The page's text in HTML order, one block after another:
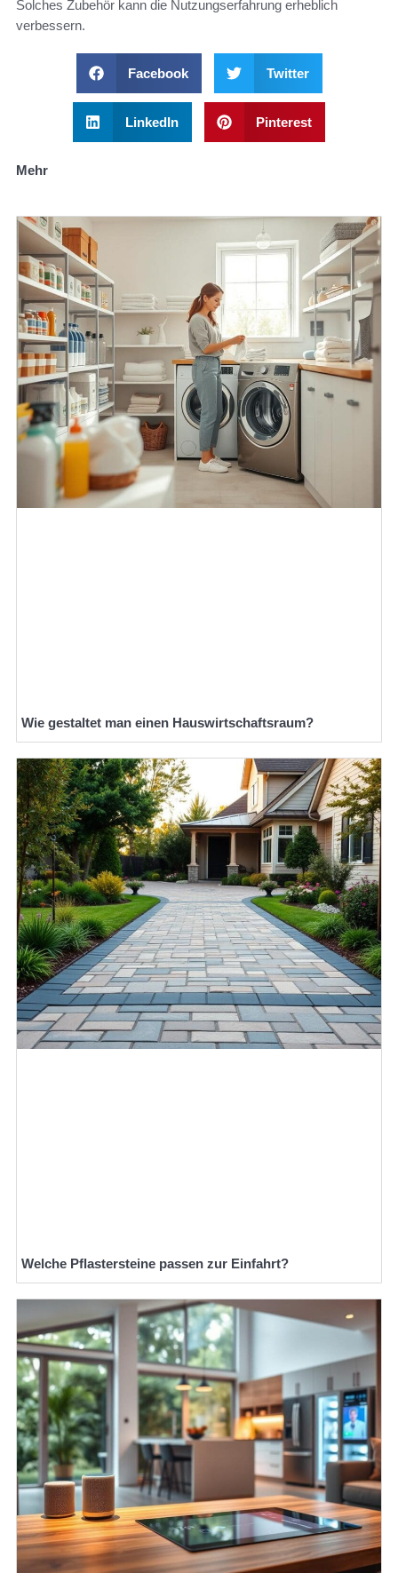
Solches Zubehör kann die Nutzungserfahrung erheblich
verbessern.
Facebook Twitter
LinkedIn Pinterest
Mehr
Wie gestaltet man einen Hauswirtschaftsraum?
Welche Pflastersteine passen zur Einfahrt?